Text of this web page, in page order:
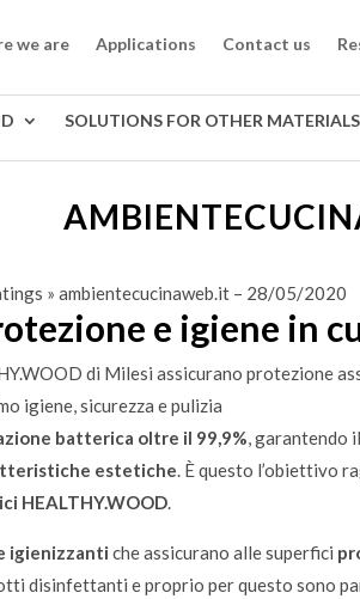
we are Applications Contact us
SOLUTIONS FOR OTHER MATERIALS
» ambientecucinaweb.it – 28/05/2020
e igiene in
di Milesi assicurano protezione
igiene, sicurezza e pulizia
batterica oltre il 99,9%, garantendo
estetiche. È questo l’obiettivo
HEALTHY.WOOD.
igienizzanti che assicurano alle superfici
disinfettanti e proprio per questo sono